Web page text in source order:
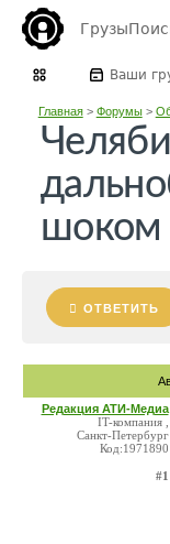
Грузы
Ваши
Главная> Форумы>
шоком
ОТВЕТИТЬ
Редакция АТИ-Медиа
IT-компания ,
Санкт-Петербург
Код:1971890
#1